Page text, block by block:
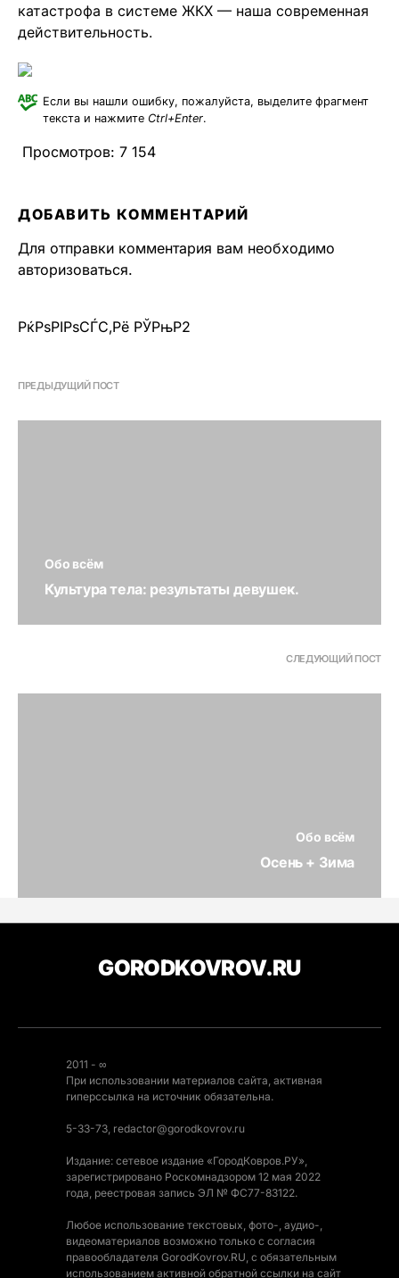
катастрофа в системе ЖКХ — наша современная
действительность.
Если вы нашли ошибку, пожалуйста, выделите фрагмент
текста и нажмите Ctrl+Enter.
Просмотров: 7 154
ДОБАВИТЬ КОММЕНТАРИЙ
Для отправки комментария вам необходимо
авторизоваться.
РќРѕРІРѕСЃС‚Рё РЎРњР2
ПРЕДЫДУЩИЙ ПОСТ
Обо всём
Культура тела: результаты девушек.
СЛЕДУЮЩИЙ ПОСТ
Обо всём
Осень + Зима
GORODKOVROV.RU
2011 - ∞
При использовании материалов сайта, активная
гиперссылка на источник обязательна.
5-33-73, redactor@gorodkovrov.ru
Издание: сетевое издание «ГородКовров.РУ»,
зарегистрировано Роскомнадзором 12 мая 2022
года, реестровая запись ЭЛ № ФС77-83122.
Любое использование текстовых, фото-, аудио-,
видеоматериалов возможно только с согласия
правообладателя GorodKovrov.RU, с обязательным
использованием активной обратной ссылки на сайт